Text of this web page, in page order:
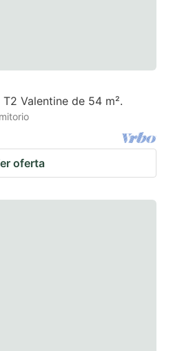
Valentine de 54 m².
oferta